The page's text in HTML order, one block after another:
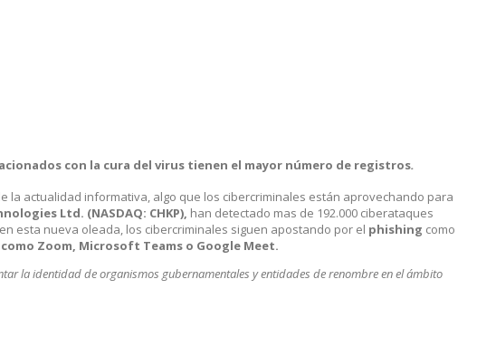
con la cura del virus tienen el mayor número de registros.
la actualidad informativa, algo que los cibercriminales están aprovechando para
Ltd. (NASDAQ: CHKP), han detectado mas de 192.000 ciberataques
esta nueva oleada, los cibercriminales siguen apostando por el phishing como
Zoom, Microsoft Teams o Google Meet.
la identidad de organismos gubernamentales y entidades de renombre en el ámbito